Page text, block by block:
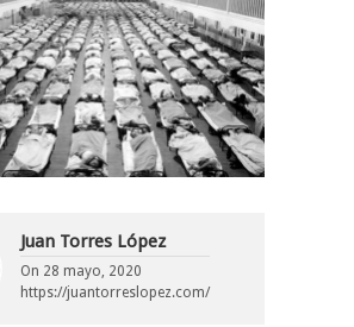
Juan Torres López
On 28 mayo, 2020
https://juantorreslopez.com/